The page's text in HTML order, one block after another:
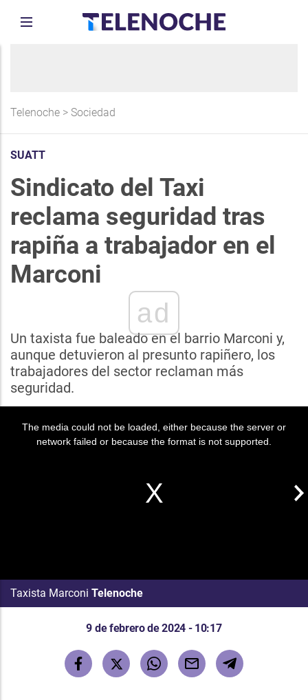
Telenoche > Sociedad
SUATT
Sindicato del Taxi
reclama seguridad tras
rapiña a trabajador en el
Marconi
ad
Un taxista fue baleado en el barrio Marconi y,
aunque detuvieron al presunto rapiñero, los
trabajadores del sector reclaman más
seguridad.
The media could not be loaded, either because the server or
network failed or because the format is not supported.
Taxista Marconi Telenoche
9 de febrero de 2024 - 10:17